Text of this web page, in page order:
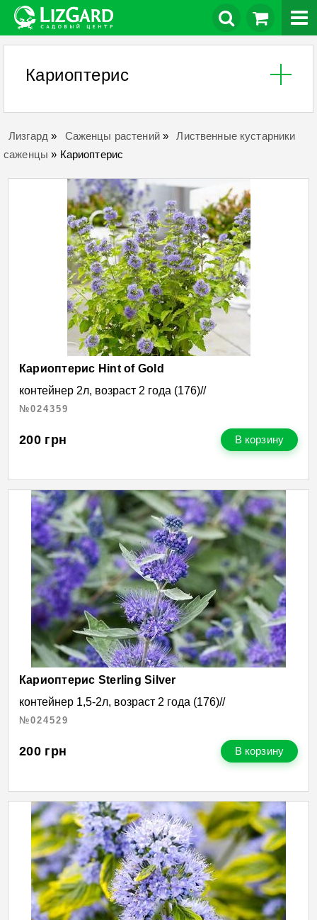
Кариоптерис
Лизгард » Саженцы растений»
Лиственные кустарники
саженцы » Кариоптерис
Кариоптерис Hint of Gold
контейнер 2л, возраст 2 года (176)//
№024359
200 грн В корзину
Кариоптерис Sterling Silver
контейнер 1,5-2л, возраст 2 года (176)//
№024529
200 грн В корзину